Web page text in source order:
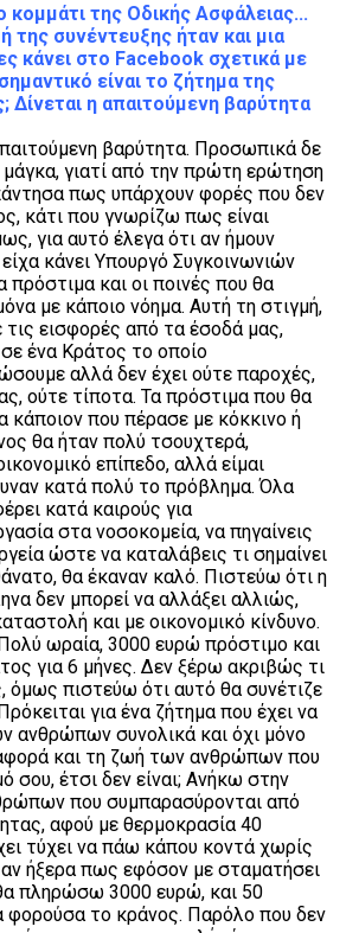
της Οδικής Ασφάλειας...
συνέντευξης ήταν και μια
κάνει στο Facebook σχετικά με
είναι το ζήτημα της
Δίνεται η απαιτούμενη βαρύτητα
βαρύτητα. Προσωπικά δε
γιατί από την πρώτη ερώτηση
πως υπάρχουν φορές που δεν
κάτι που γνωρίζω πως είναι
για αυτό έλεγα ότι αν ήμουν
κάνει Υπουργό Συγκοινωνιών
πρόστιμα και οι ποινές που θα
με κάποιο νόημα. Αυτή τη στιγμή,
τις εισφορές από τα έσοδά μας,
ένα Κράτος το οποίο
αλλά δεν έχει ούτε παροχές,
ούτε τίποτα. Τα πρόστιμα που θα
κάποιον που πέρασε με κόκκινο ή
θα ήταν πολύ τσουχτερά,
επίπεδο, αλλά είμαι
κατά πολύ το πρόβλημα. Όλα
κατά καιρούς για
στα νοσοκομεία, να πηγαίνεις
ώστε να καταλάβεις τι σημαίνει
θα έκαναν καλό. Πιστεύω ότι η
δεν μπορεί να αλλάξει αλλιώς,
και με οικονομικό κίνδυνο.
ωραία, 3000 ευρώ πρόστιμο και
για 6 μήνες. Δεν ξέρω ακριβώς τι
όμως πιστεύω ότι αυτό θα συνέτιζε
για ένα ζήτημα που έχει να
ανθρώπων συνολικά και όχι μόνο
και τη ζωή των ανθρώπων που
σου, έτσι δεν είναι; Ανήκω στην
που συμπαρασύρονται από
αφού με θερμοκρασία 40
τύχει να πάω κάπου κοντά χωρίς
αν ήξερα πως εφόσον με σταματήσει
πληρώσω 3000 ευρώ, και 50
φορούσα το κράνος. Παρόλο που δεν